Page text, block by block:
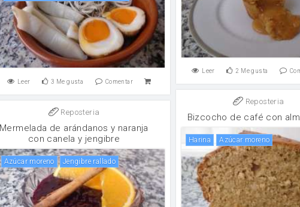
Leer 3 Me gusta Comentar
Leer 2 Me gusta
Reposteria
Bizcocho de café con
harina Azúcar moreno
Reposteria
Mermelada de arándanos y naranja
con canela y jengibre
Azúcar moreno Jengibre rallado